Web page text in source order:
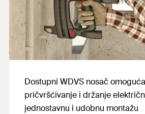
Dostupni WDVS nosač
pričvršćivanje i držanje
jednostavnu i udobnu montažu